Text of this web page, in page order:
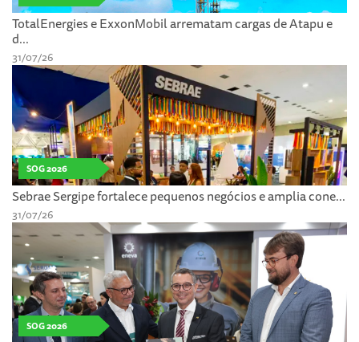
TotalEnergies e ExxonMobil arrematam cargas de Atapu e
d...
31/07/26
SOG 2026
Sebrae Sergipe fortalece pequenos negócios e amplia cone...
31/07/26
SOG 2026